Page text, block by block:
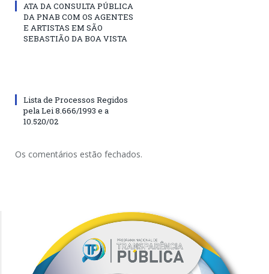
ATA DA CONSULTA PÚBLICA
DA PNAB COM OS AGENTES
E ARTISTAS EM SÃO
SEBASTIÃO DA BOA VISTA
Lista de Processos Regidos
pela Lei 8.666/1993 e a
10.520/02
Os comentários estão fechados.